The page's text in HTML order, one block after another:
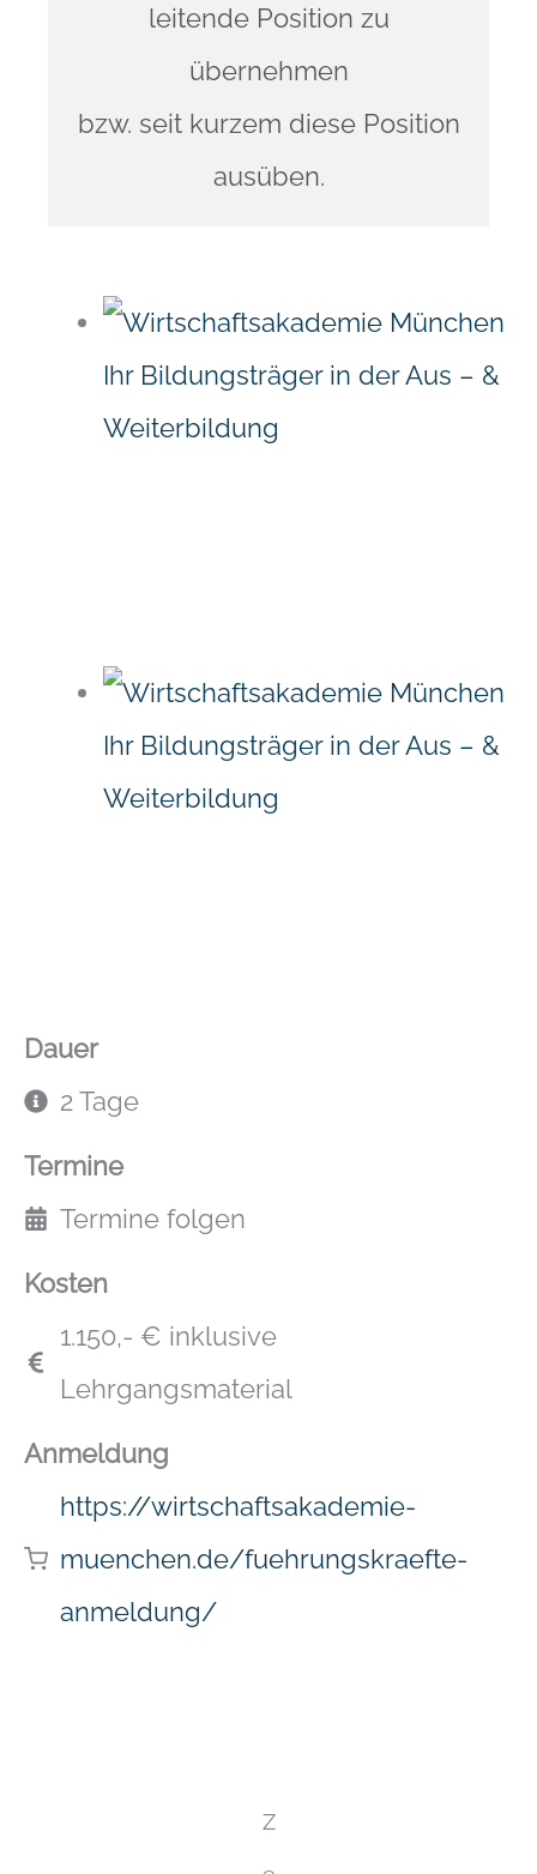
leitende Position zu
übernehmen
bzw. seit kurzem diese Position
ausüben.
Dauer
2 Tage
Termine
Termine folgen
Kosten
1.150,- € inklusive
Lehrgangsmaterial
Anmeldung
https://wirtschaftsakademie-
muenchen.de/fuehrungskraefte-
anmeldung/
Z